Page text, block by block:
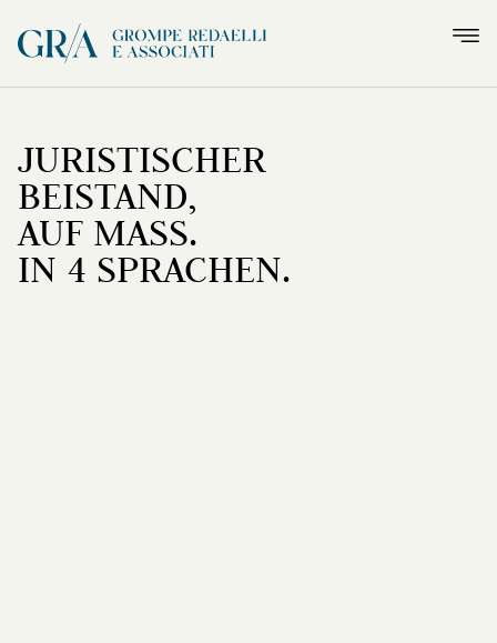
JURISTISCHER
BEISTAND,
AUF MASS.
IN 4 SPRACHEN.